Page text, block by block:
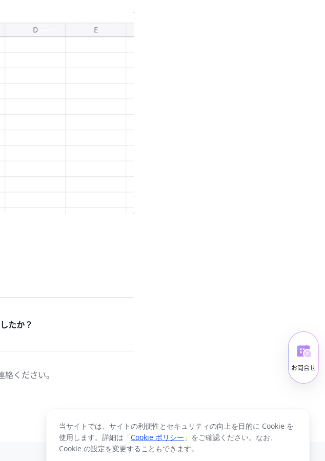
たか？
絡ください。
お問合せ
当サイトでは、サイトの利便性とセキュリティの向上を目的に Cookie を
使用します。詳細は「Cookie ポリシー」をご確認ください。なお、
Cookie の設定を変更することもできます。